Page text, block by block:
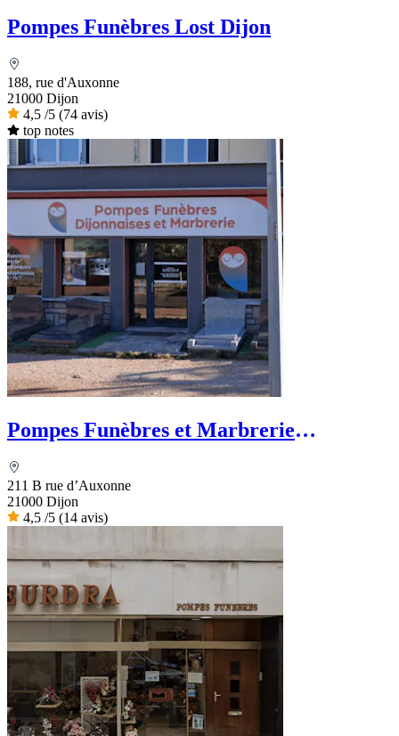
Pompes Funèbres Lost Dijon
188, rue d'Auxonne
21000 Dijon
4,5 /5 (74 avis)
top notes
Pompes Funèbres et Marbrerie
211 B rue d’Auxonne
21000 Dijon
4,5 /5 (14 avis)